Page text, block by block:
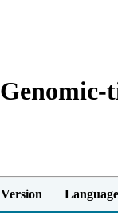
Version Language